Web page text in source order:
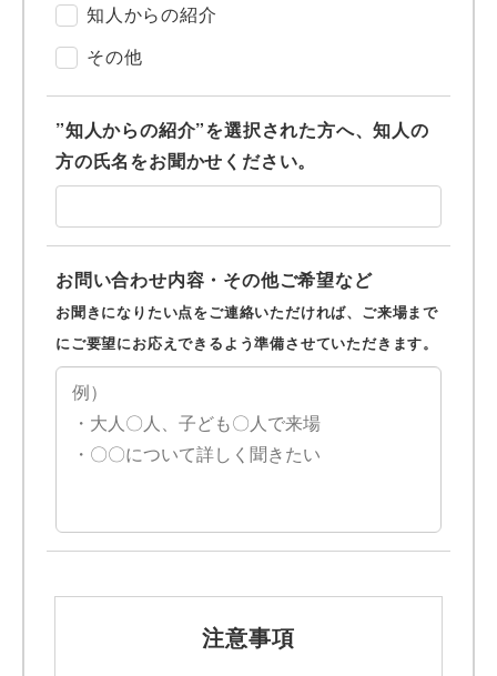
知人からの紹介
その他
”知人からの紹介”を選択された方へ、知人の
方の氏名をお聞かせください。
お問い合わせ内容・その他ご希望など
お聞きになりたい点をご連絡いただければ、ご来場まで
にご要望にお応えできるよう準備させていただきます。
注意事項